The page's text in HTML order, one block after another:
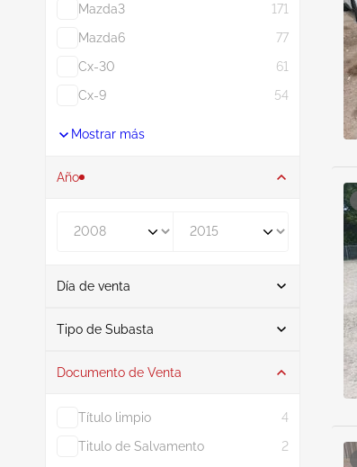
Mazda3
171
Mazda6
77
Cx-30
61
Cx-9
54
Mostrar más
Año
Día de venta
De
Tipo de Subasta
Subasta 17
Documento de Venta
Título limpio
4
Titulo de Salvamento
2